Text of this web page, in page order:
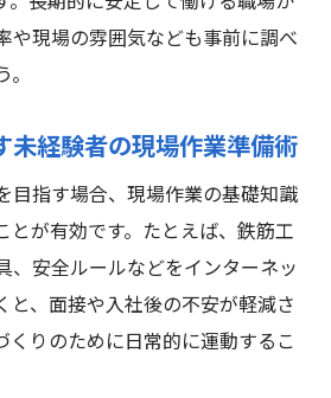
や現場の雰囲気なども事前に調べ
未経験者の現場作業準備術
目指す場合、現場作業の基礎知識
とが有効です。たとえば、鉄筋工
、安全ルールなどをインターネッ
と、面接や入社後の不安が軽減さ
くりのために日常的に運動するこ